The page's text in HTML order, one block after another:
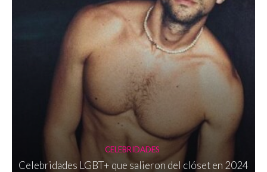
CELEBRIDADES
Celebridades LGBT+ que salieron del clóset en 2024